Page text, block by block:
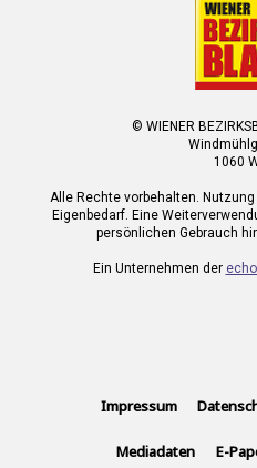
© WIENER
1060
Alle Rechte vorbehalten.
Eigenbedarf. Eine
persönlichen Gebrauch
Ein Unternehmen der
Impressum
Mediadaten E-